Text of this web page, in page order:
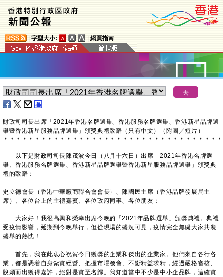
字型大小: 網頁指南
財政司司長出席「2021年香港名牌選舉、香港服務名牌選舉、香港新星品牌選
舉暨香港新星服務品牌選舉」頒獎典禮致辭（只有中文）（附圖／短片）
＊ ＊ ＊ ＊ ＊ ＊ ＊ ＊ ＊ ＊ ＊ ＊ ＊ ＊ ＊ ＊ ＊ ＊ ＊ ＊ ＊ ＊ ＊ ＊ ＊ ＊ ＊ ＊ ＊ ＊ ＊ ＊ ＊ ＊ ＊
以下是財政司司長陳茂波今日（八月十六日）出席「2021年香港名牌選
舉、香港服務名牌選舉、香港新星品牌選舉暨香港新星服務品牌選舉」頒獎典
禮的致辭：
史立德會長（香港中華廠商聯合會會長）、陳國民主席（香港品牌發展局主
席）、各位台上的主禮嘉賓、各位政府同事、各位朋友：
大家好！我很高興和榮幸出席今晚的「2021年品牌選舉」頒獎典禮。典禮
受疫情影響，延期到今晚舉行，但從現場的盛況可見，疫情完全無礙大家共襄
盛舉的熱忱！
首先，我在此衷心祝賀今日獲獎的企業和傑出的企業家。他們來自各行各
業，都是憑着自身紮實經營、把握市場機會、不斷精益求精，經過嚴格審核、
脫穎而出獲得嘉許，絕對是實至名歸。我知道當中不少是中小企品牌，這確實